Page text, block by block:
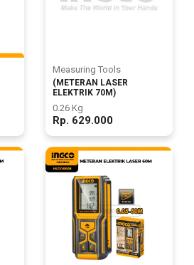
Measuring Tools
(METERAN LASER
ELEKTRIK 70M)
0.26 Kg
Rp. 629.000